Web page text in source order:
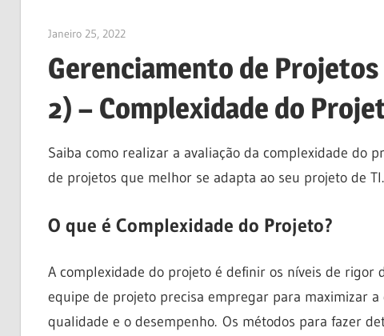
Janeiro 25, 2022vpadmin
Gerenciamento de
2) – Complexidade do
Saiba como realizar a avaliação da complexidade do
de projetos que melhor se adapta ao seu projeto de TI.
O que é Complexidade do Projeto?
A complexidade do projeto é definir os níveis de
equipe de projeto precisa empregar para maximizar
qualidade e o desempenho. Os métodos para fazer